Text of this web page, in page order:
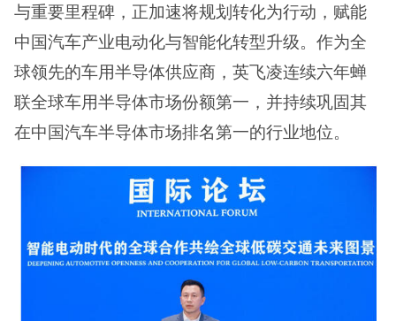
与重要里程碑，正加速将规划转化为行动，赋能
中国汽车产业电动化与智能化转型升级。作为全
球领先的车用半导体供应商，英飞凌连续六年蝉
联全球车用半导体市场份额第一，并持续巩固其
在中国汽车半导体市场排名第一的行业地位。